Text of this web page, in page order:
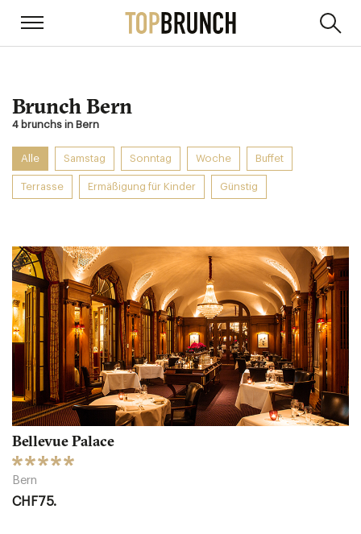
Brunch Bern
4 brunchs in Bern
Alle Samstag Sonntag Woche Buffet
Terrasse Ermäßigung für Kinder Günstig
Bellevue Palace
Bern
CHF75.